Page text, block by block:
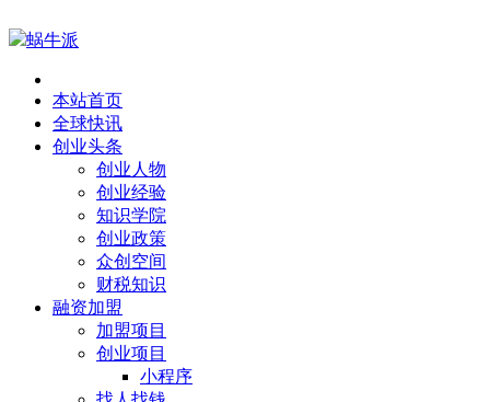
蜗牛派
本站首页
全球快讯
创业头条
创业人物
创业经验
知识学院
创业政策
众创空间
财税知识
融资加盟
加盟项目
创业项目
小程序